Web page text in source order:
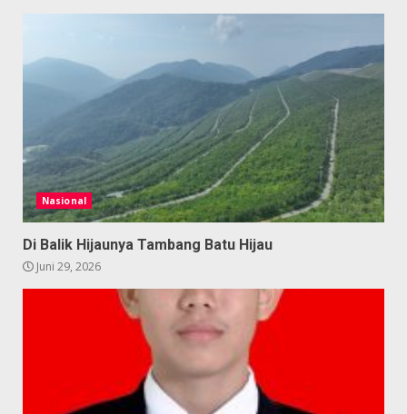
Nasional
Di Balik Hijaunya Tambang Batu Hijau
Juni 29, 2026